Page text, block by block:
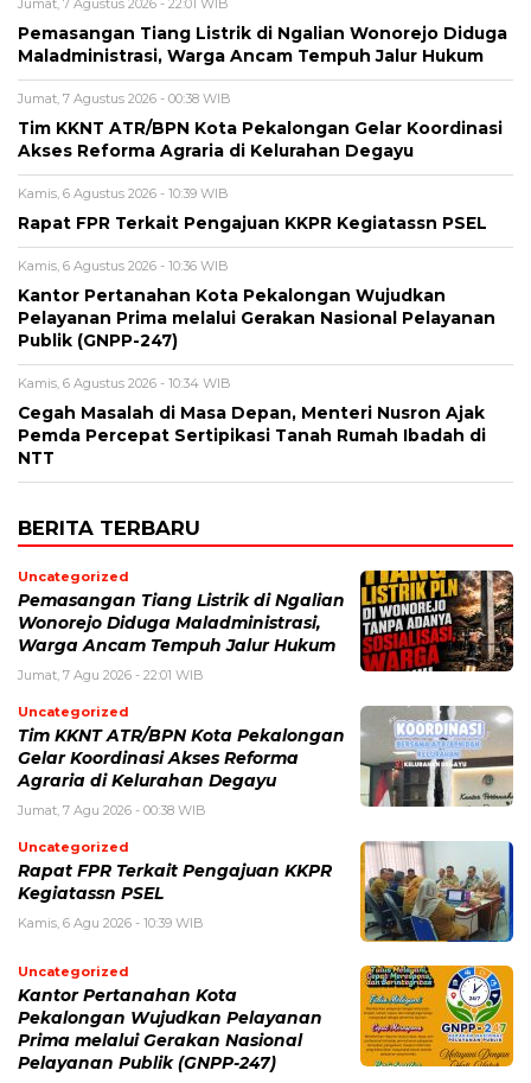
Jumat, 7 Agustus 2026 - 22:01 WIB
Pemasangan Tiang Listrik di Ngalian Wonorejo Diduga
Maladministrasi, Warga Ancam Tempuh Jalur Hukum
Jumat, 7 Agustus 2026 - 00:38 WIB
Tim KKNT ATR/BPN Kota Pekalongan Gelar Koordinasi
Akses Reforma Agraria di Kelurahan Degayu
Kamis, 6 Agustus 2026 - 10:39 WIB
Rapat FPR Terkait Pengajuan KKPR Kegiatassn PSEL
Kamis, 6 Agustus 2026 - 10:36 WIB
Kantor Pertanahan Kota Pekalongan Wujudkan
Pelayanan Prima melalui Gerakan Nasional Pelayanan
Publik (GNPP-247)
Kamis, 6 Agustus 2026 - 10:34 WIB
Cegah Masalah di Masa Depan, Menteri Nusron Ajak
Pemda Percepat Sertipikasi Tanah Rumah Ibadah di
NTT
BERITA TERBARU
Uncategorized
Pemasangan Tiang Listrik di Ngalian
Wonorejo Diduga Maladministrasi,
Warga Ancam Tempuh Jalur Hukum
Jumat, 7 Agu 2026 - 22:01 WIB
Uncategorized
Tim KKNT ATR/BPN Kota Pekalongan
Gelar Koordinasi Akses Reforma
Agraria di Kelurahan Degayu
Jumat, 7 Agu 2026 - 00:38 WIB
Uncategorized
Rapat FPR Terkait Pengajuan KKPR
Kegiatassn PSEL
Kamis, 6 Agu 2026 - 10:39 WIB
Uncategorized
Kantor Pertanahan Kota
Pekalongan Wujudkan Pelayanan
Prima melalui Gerakan Nasional
Pelayanan Publik (GNPP-247)